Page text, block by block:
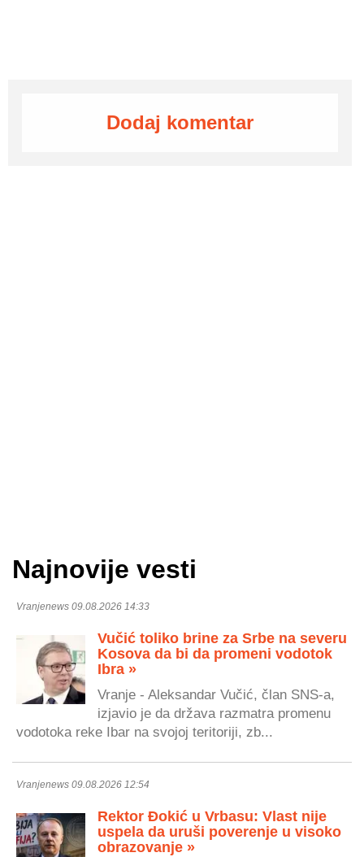
Dodaj komentar
Najnovije vesti
Vranjenews 09.08.2026 14:33
Vučić toliko brine za Srbe na severu
Kosova da bi da promeni vodotok
Ibra »
Vranje - Aleksandar Vučić, član SNS-a,
izjavio je da država razmatra promenu
vodotoka reke Ibar na svojoj teritoriji, zb...
Vranjenews 09.08.2026 12:54
Rektor Đokić u Vrbasu: Vlast nije
uspela da uruši poverenje u visoko
obrazovanje »